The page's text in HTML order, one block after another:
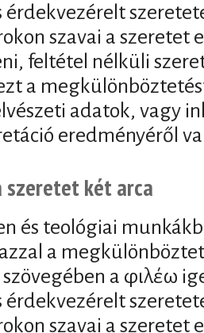
érdekvezérelt
szavai a szeretet
feltétel nélküli
a
adatok, vagy
eredményéről
szeretet két arca
és teológiai
a
a φιλέω
érdekvezérelt
szavai a szeretet